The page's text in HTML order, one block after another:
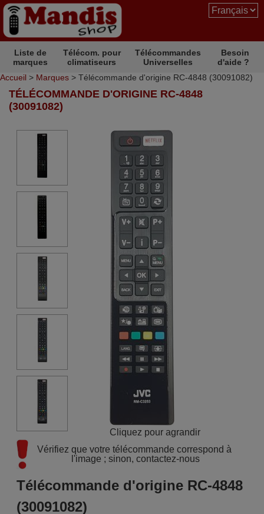
Liste de
marques
Télécom. pour
climatiseurs
Télécommandes
Universelles
Besoin
d'aide ?
Accueil > Marques > Télécommande d'origine RC-4848 (30091082)
TÉLÉCOMMANDE D'ORIGINE RC-4848
(30091082)
Cliquez pour agrandir
Vérifiez que votre télécommande correspond à
l'image ; sinon, contactez-nous
Télécommande d'origine RC-4848
(30091082)